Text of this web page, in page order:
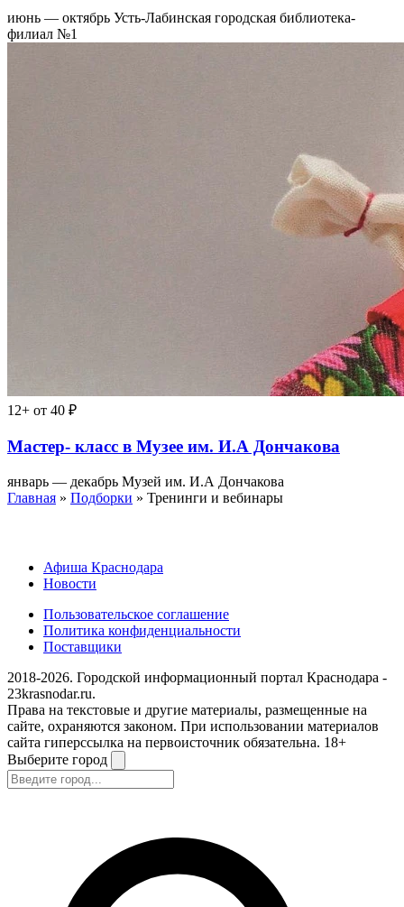
июнь — октябрь Усть-Лабинская городская библиотека-
филиал №1
12+ от 40 ₽
Мастер- класс в Музее им. И.А Дончакова
январь — декабрь Музей им. И.А Дончакова
Главная » Подборки » Тренинги и вебинары
Афиша Краснодара
Новости
Пользовательское соглашение
Политика конфиденциальности
Поставщики
2018-2026. Городской информационный портал Краснодара -
23krasnodar.ru.
Права на текстовые и другие материалы, размещенные на
сайте, охраняются законом. При использовании материалов
сайта гиперссылка на первоисточник обязательна. 18+
Выберите город